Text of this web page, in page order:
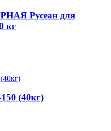
Русеан для
кг
(40кг)